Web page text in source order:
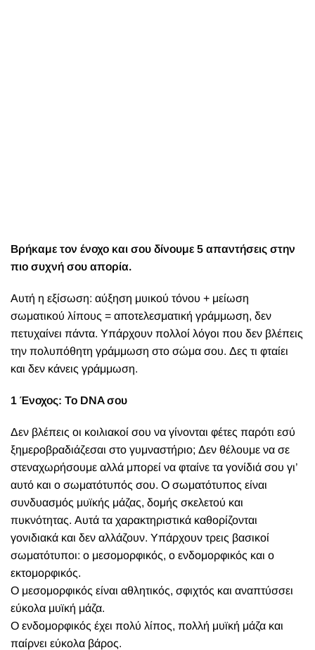
Βρήκαμε τον ένοχο και σου δίνουμε 5 απαντήσεις στην
πιο συχνή σου απορία.
Αυτή η εξίσωση: αύξηση μυικού τόνου + μείωση
σωματικού λίπους = αποτελεσματική γράμμωση, δεν
πετυχαίνει πάντα. Υπάρχουν πολλοί λόγοι που δεν βλέπεις
την πολυπόθητη γράμμωση στο σώμα σου. Δες τι φταίει
και δεν κάνεις γράμμωση.
1 Ένοχος: Το DNA σου
Δεν βλέπεις οι κοιλιακοί σου να γίνονται φέτες παρότι εσύ
ξημεροβραδιάζεσαι στο γυμναστήριο; Δεν θέλουμε να σε
στεναχωρήσουμε αλλά μπορεί να φταίνε τα γονίδιά σου γι’
αυτό και ο σωματότυπός σου. Ο σωματότυπος είναι
συνδυασμός μυϊκής μάζας, δομής σκελετού και
πυκνότητας. Αυτά τα χαρακτηριστικά καθορίζονται
γονιδιακά και δεν αλλάζουν. Υπάρχουν τρεις βασικοί
σωματότυποι: ο μεσομορφικός, ο ενδομορφικός και ο
εκτομορφικός.
Ο μεσομορφικός είναι αθλητικός, σφιχτός και αναπτύσσει
εύκολα μυϊκή μάζα.
Ο ενδομορφικός έχει πολύ λίπος, πολλή μυϊκή μάζα και
παίρνει εύκολα βάρος.